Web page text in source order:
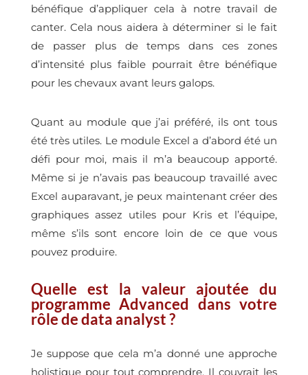
bénéfique d’appliquer cela à notre travail de
canter. Cela nous aidera à déterminer si le fait
de passer plus de temps dans ces zones
d’intensité plus faible pourrait être bénéfique
pour les chevaux avant leurs galops.
Quant au module que j’ai préféré, ils ont tous
été très utiles. Le module Excel a d’abord été un
défi pour moi, mais il m’a beaucoup apporté.
Même si je n’avais pas beaucoup travaillé avec
Excel auparavant, je peux maintenant créer des
graphiques assez utiles pour Kris et l’équipe,
même s’ils sont encore loin de ce que vous
pouvez produire.
Quelle est la valeur ajoutée du
programme Advanced dans votre
rôle de data analyst ?
Je suppose que cela m’a donné une approche
holistique pour tout comprendre. Il couvrait les